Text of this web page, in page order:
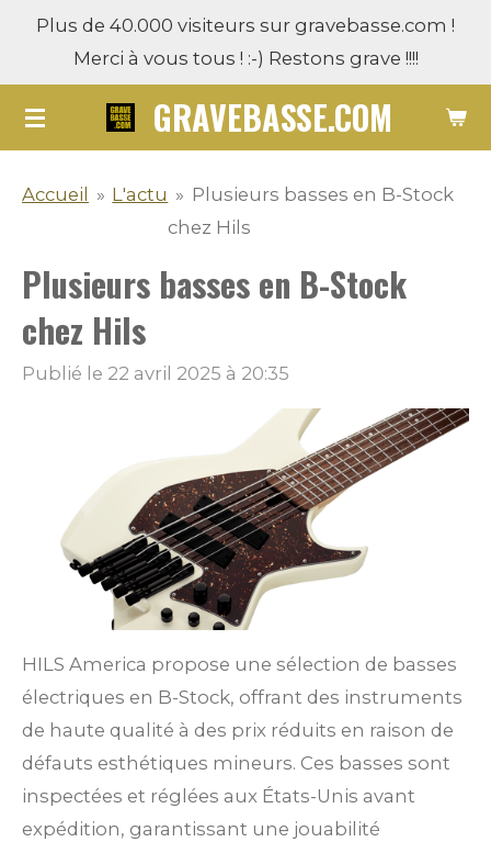
Passer
contenu
principal
GRAVEBASSE.COM
Plus de 40.000 visiteurs sur gravebasse.com !
Merci à vous tous ! :-) Restons grave !!!!
Accueil » L'actu » Plusieurs basses en B-Stock
chez Hils
Plusieurs basses en B-Stock
chez Hils
Publié le 22 avril 2025 à 20:35
HILS America propose une sélection de basses
électriques en B-Stock, offrant des instruments
de haute qualité à des prix réduits en raison de
défauts esthétiques mineurs. Ces basses sont
inspectées et réglées aux États-Unis avant
expédition, garantissant une jouabilité